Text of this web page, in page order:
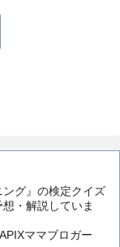
グ』の検定クイズ
・解説していま
ママブロガー